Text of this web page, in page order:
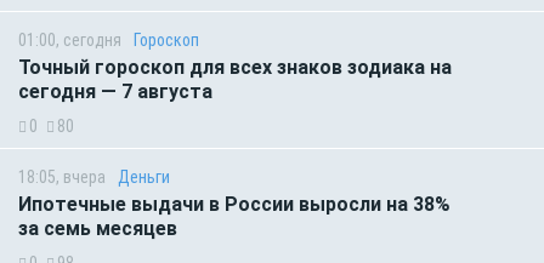
01:00, сегодня Гороскоп
Точный гороскоп для всех знаков зодиака на
сегодня — 7 августа
0 80
18:05, вчера Деньги
Ипотечные выдачи в России выросли на 38%
за семь месяцев